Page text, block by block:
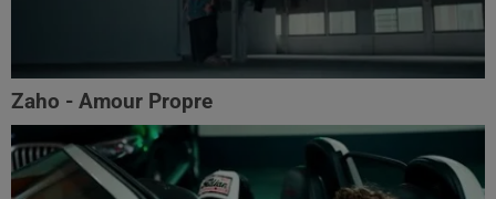
Zaho - Amour Propre